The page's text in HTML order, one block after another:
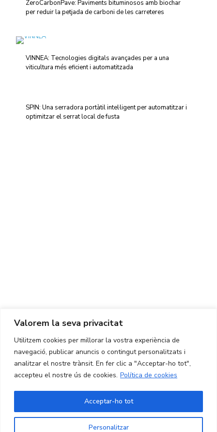
Valorem la seva privacitat
Utilitzem cookies per millorar la vostra experiència de
navegació, publicar anuncis o contingut personalitzats i
analitzar el nostre trànsit. En fer clic a "Acceptar-ho tot",
accepteu el nostre ús de cookies. Política de cookies
Personalitzar
Acceptar-ho tot
ZeroCarbonPave: Paviments bituminosos amb biochar
per reduir la petjada de carboni de les carreteres
VINNEA: Tecnologies digitals avançades per a una
viticultura més eficient i automatitzada
SPIN: Una serradora portàtil intel·ligent per automatitzar i
optimitzar el serrat local de fusta
CONTACTE
Ed. K2M (Planta 1, Oficina 106)
C/ Jordi Girona 1-3
08034 Barcelona (Espanya)
+34 93 405 44 03